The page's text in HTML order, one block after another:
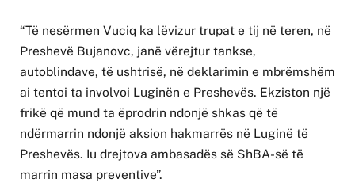
“Të nesërmen Vuciq ka lëvizur trupat e tij në teren, në
Preshevë Bujanovc, janë vërejtur tankse,
autoblindave, të ushtrisë, në deklarimin e mbrëmshëm
ai tentoi ta involvoi Luginën e Preshevës. Ekziston një
frikë që mund ta ëprodrin ndonjë shkas që të
ndërmarrin ndonjë aksion hakmarrës në Luginë të
Preshevës. Iu drejtova ambasadës së ShBA-së të
marrin masa preventive”.